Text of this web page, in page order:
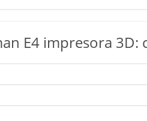
E4 impresora 3D: